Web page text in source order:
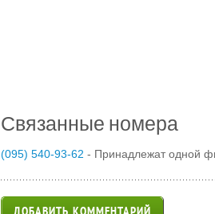
Связанные номера
(095) 540-93-62 - Принадлежат одной